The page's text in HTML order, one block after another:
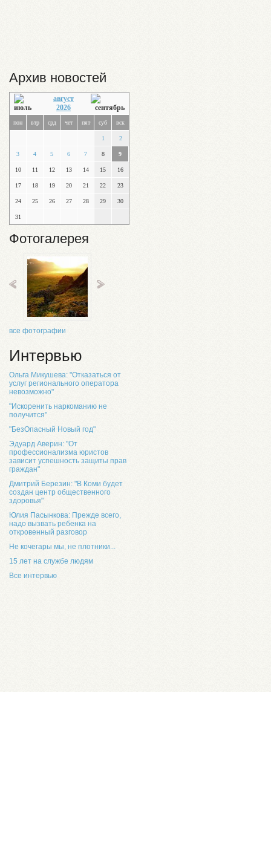
Архив новостей
август
2026
пон втр срд чет пят суб вск
1 2
3 4 5 6 7 8 9
10 11 12 13 14 15 16
17 18 19 20 21 22 23
24 25 26 27 28 29 30
31
Фотогалерея
все фотографии
Интервью
Ольга Микушева: "Отказаться от
услуг регионального оператора
невозможно"
"Искоренить наркоманию не
получится"
"БезОпасный Новый год"
Эдуард Аверин: "От
профессионализма юристов
зависит успешность защиты прав
граждан"
Дмитрий Березин: "В Коми будет
создан центр общественного
здоровья"
Юлия Пасынкова: Прежде всего,
надо вызвать ребенка на
откровенный разговор
Не кочегары мы, не плотники...
15 лет на службе людям
Все интервью